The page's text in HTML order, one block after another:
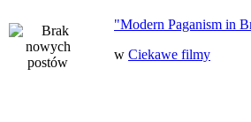
"Modern Paganism in
w Ciekawe filmy